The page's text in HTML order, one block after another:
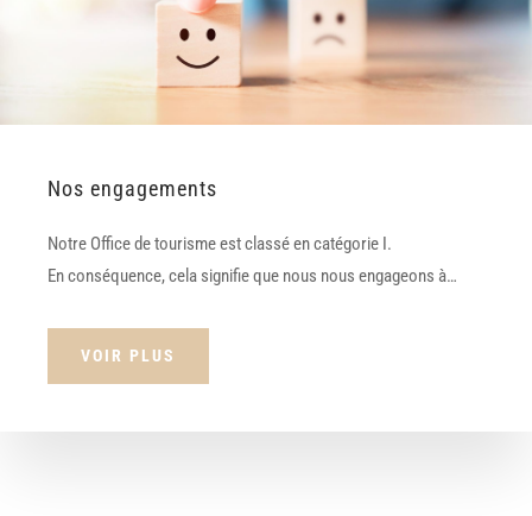
Nos engagements
Notre Office de tourisme est classé en catégorie I.
En conséquence, cela signifie que nous nous engageons à…
VOIR PLUS